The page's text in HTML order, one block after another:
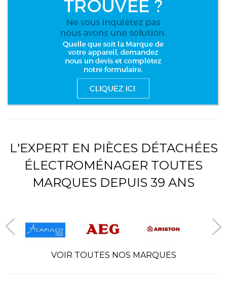
L'EXPERT EN PIÈCES DÉTACHÉES
ÉLECTROMÉNAGER TOUTES
MARQUES DEPUIS 39 ANS
VOIR TOUTES NOS MARQUES